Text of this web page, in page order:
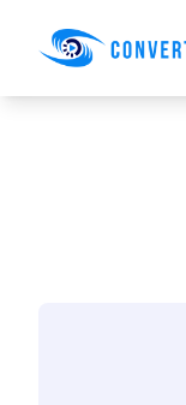
Convert Free